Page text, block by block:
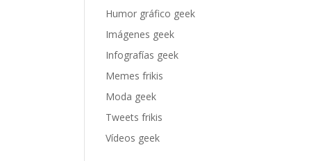
Humor gráfico geek
Imágenes geek
Infografías geek
Memes frikis
Moda geek
Tweets frikis
Vídeos geek